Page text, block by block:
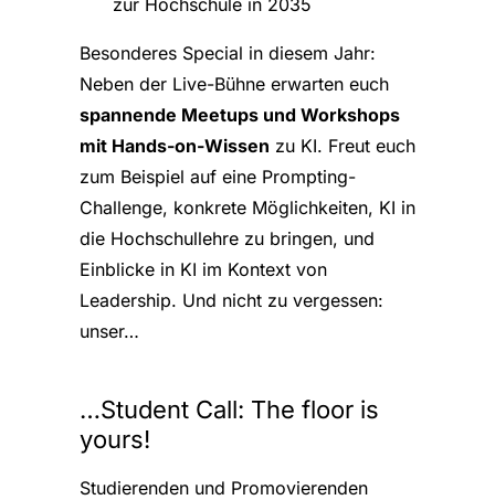
Besonderes Special in diesem Jahr:
Neben der Live-Bühne erwarten euch
spannende Meetups und Workshops
mit Hands-on-Wissen zu KI. Freut euch
zum Beispiel auf eine Prompting-
Challenge, konkrete Möglichkeiten, KI in
die Hochschullehre zu bringen, und
Einblicke in KI im Kontext von
Leadership. Und nicht zu vergessen:
unser…
…Student Call: The floor is
yours!
Studierenden und Promovierenden